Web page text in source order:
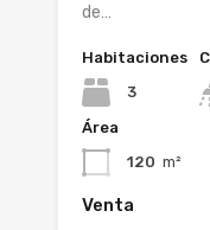
de…
Habitaciones
3
Área
120 m²
Venta